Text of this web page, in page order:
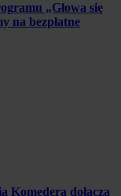
„Głowa się
na bezpłatne
Komędera dołącza